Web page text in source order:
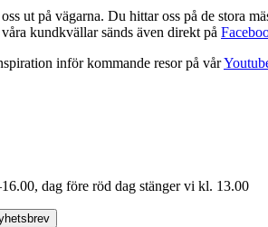
ut på vägarna. Du hittar oss på de stora
kundkvällar sänds även direkt på
inför kommande resor på vår
dag före röd dag stänger vi kl. 13.00